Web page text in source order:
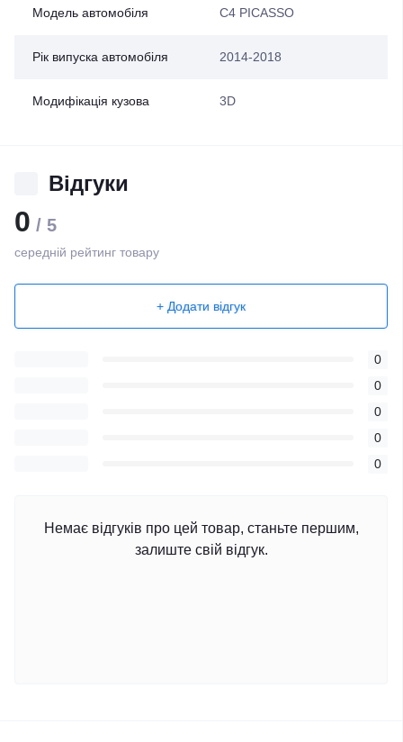
Модель автомобіля C4 PICASSO
Рік випуска автомобіля 2014-2018
Модифікація кузова 3D
Відгуки
0 / 5
середній рейтинг товару
+ Додати відгук
0
0
0
0
0
Немає відгуків про цей товар, станьте першим,
залиште свій відгук.